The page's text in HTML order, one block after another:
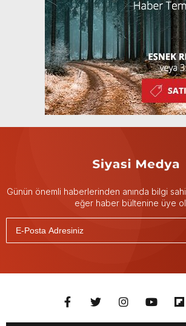
Günün önemli haberlerinden anında bilgi
eğer haber bültenine üye